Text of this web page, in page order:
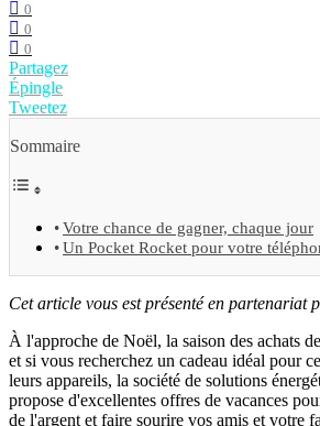
0
0
0
Partagez
Épingle
Tweetez
Sommaire
Votre chance de gagner, chaque jour
Un Pocket Rocket pour votre
Cet article vous est présenté en partenariat
À l'approche de Noël, la saison des achats
et si vous recherchez un cadeau idéal pour
leurs appareils, la société de solutions
propose d'excellentes offres de vacances
de l'argent et faire sourire vos amis et votre